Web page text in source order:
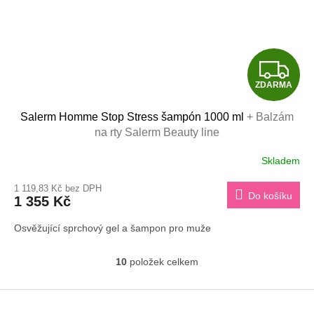
Z
D
A
R
M
A
ZDARMA
Salerm Homme Stop Stress šampón 1000 ml + Balzám
na rty Salerm Beauty line
Skladem
1 119,83 Kč bez DPH
1 355 Kč Do košíku
Osvěžující sprchový gel a šampon pro muže
O
l
10 položek celkem